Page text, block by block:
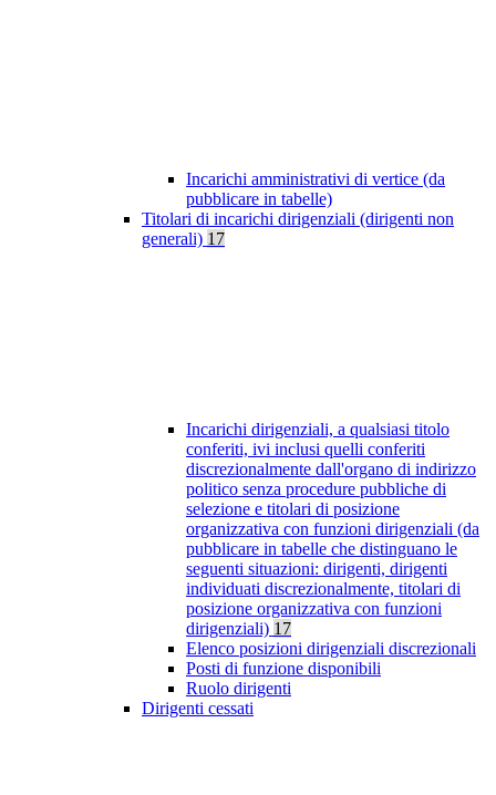
Incarichi amministrativi di vertice (da
pubblicare in tabelle)
Titolari di incarichi dirigenziali (dirigenti non
generali) 17
Incarichi dirigenziali, a qualsiasi titolo
conferiti, ivi inclusi quelli conferiti
discrezionalmente dall'organo di indirizzo
politico senza procedure pubbliche di
selezione e titolari di posizione
organizzativa con funzioni dirigenziali (da
pubblicare in tabelle che distinguano le
seguenti situazioni: dirigenti, dirigenti
individuati discrezionalmente, titolari di
posizione organizzativa con funzioni
dirigenziali) 17
Elenco posizioni dirigenziali discrezionali
Posti di funzione disponibili
Ruolo dirigenti
Dirigenti cessati